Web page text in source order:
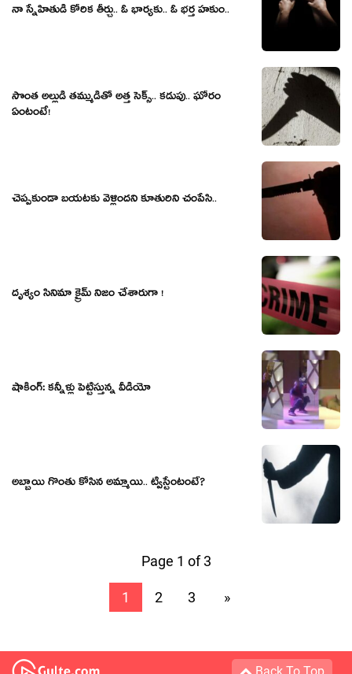
నా స్నేహితుడి కోరిక తీర్చు.. ఓ భార్య‌కు.. ఓ భ‌ర్త హ‌కుం..
సొంత అల్లుడి త‌మ్ముడితో అత్త సెక్స్‌.. క‌డుపు.. ఘోరం
ఏంటంటే!
చెప్ప‌కుండా బ‌య‌ట‌కు వెళ్లింద‌ని కూతురిని చంపేసి..
దృశ్యం సినిమా క్రైమ్ నిజం చేశారుగా !
షాకింగ్: కన్నీళ్లు పెట్టిస్తున్న వీడియో
అబ్బాయి గొంతు కోసిన అమ్మాయి.. ట్విస్టేంటంటే?
Page 1 of 3
1 2 3 »
Back To Top